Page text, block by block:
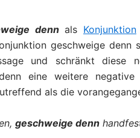
dennals Konjunktion
geschweige denn
und schränkt diese
eine weitere negative
als die
geschweige denn